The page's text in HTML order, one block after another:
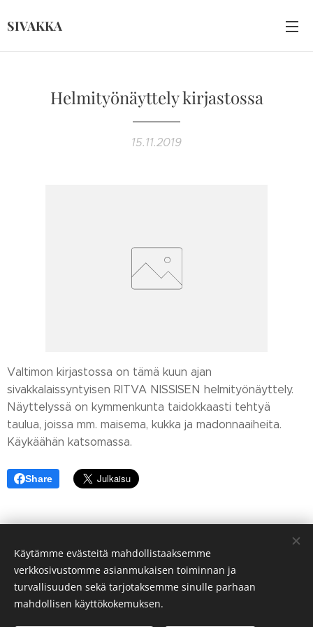
SIVAKKA
Helmityönäyttely kirjastossa
15.11.2019
Valtimon kirjastossa on tämä kuun ajan
sivakkalaissyntyisen RITVA NISSISEN helmityönäyttely.
Näyttelyssä on kymmenkunta taidokkaasti tehtyä
taulua, joissa mm. maisema, kukka ja madonnaaiheita.
Käykäähän katsomassa.
Share
Käytämme evästeitä mahdollistaaksemme
verkkosivustomme asianmukaisen toiminnan ja
turvallisuuden sekä tarjotaksemme sinulle parhaan
mahdollisen käyttökokemuksen.